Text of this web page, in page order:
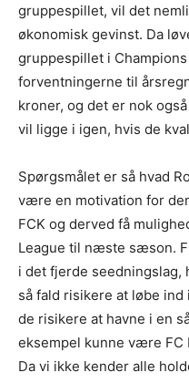
gruppespillet, vil det
økonomisk gevinst. Da
gruppespillet i
forventningerne til
kroner, og det er nok
vil ligge i igen, hvis de
Spørgsmålet er så hvad
være en motivation for
FCK og derved få
League til næste sæson.
i det fjerde seedningslag,
så fald risikere at løbe ind
de risikere at havne i en
eksempel kunne være FC
Da vi ikke kender alle